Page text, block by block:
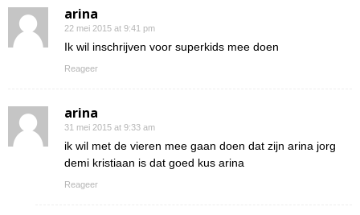
arina
22 mei 2015 at 9:41 pm
Ik wil inschrijven voor superkids mee doen
Reageer
arina
31 mei 2015 at 9:33 am
ik wil met de vieren mee gaan doen dat zijn arina jorg
demi kristiaan is dat goed kus arina
Reageer